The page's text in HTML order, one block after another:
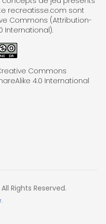
recreatisse.com sont
Commons (Attribution-
International).
Commons
4.0 International
All Rights Reserved.
.